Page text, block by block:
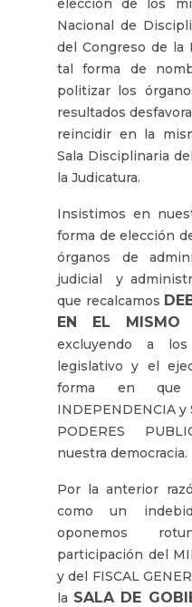
elección de los
Nacional de
del Congreso de la
tal forma de
politizar los
resultados
reincidir en la
Sala Disciplinaria
la Judicatura.
Insistimos en
forma de elección
órganos de
judicial y
que recalcamos
EN EL MISMO
excluyendo a
legislativo y el
forma en que
INDEPENDENCIA y
PODERES
nuestra democracia.
Por la anterior
como un
oponemos
participación del
y del FISCAL
la SALA DE